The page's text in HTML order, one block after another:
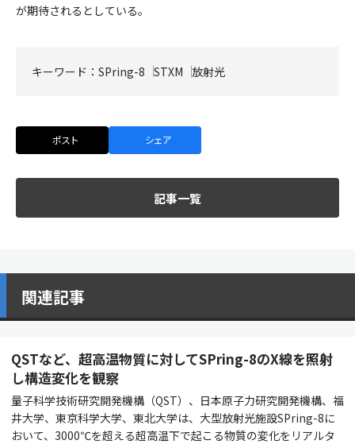
が期待されるとしている。
キーワード： SPring-8 STXM 放射光
ポスト シェア
記事一覧
関連記事
QSTなど、超高温物質に対してSPring-8のX線を照射
し構造変化を観察
量子科学技術研究開発機構（QST）、日本原子力研究開発機構、福
井大学、東京科学大学、東北大学は、大型放射光施設SPring-8に
おいて、3000℃を超える超高温下で起こる物質の変化をリアルタ